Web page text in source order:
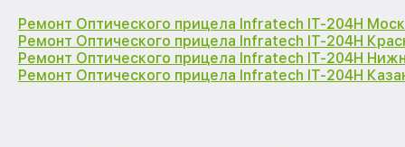
Ремонт Оптического прицела Infratech IT-204H
Ремонт Оптического прицела Infratech IT-204H
Ремонт Оптического прицела Infratech IT-204H
Ремонт Оптического прицела Infratech IT-204H